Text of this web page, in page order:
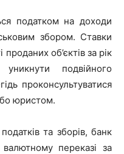
податком на доходи
збором. Ставки
проданих об’єктів за рік
подвійного
проконсультуватися
юристом.
та зборів, банк
переказі за